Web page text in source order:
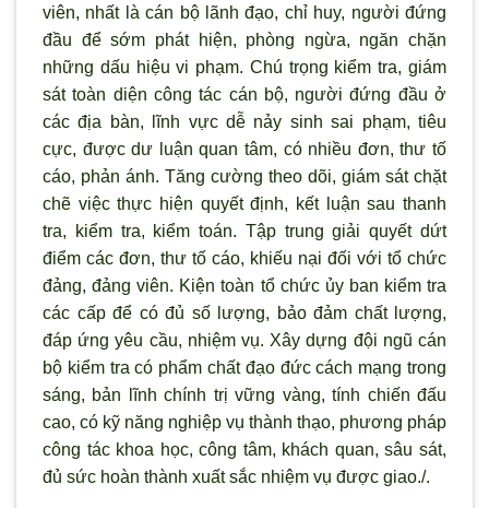
viên, nhất là cán bộ lãnh đạo, chỉ huy, người đứng
đầu để sớm phát hiện, phòng ngừa, ngăn chặn
những dấu hiệu vi phạm. Chú trọng kiểm tra, giám
sát toàn diện công tác cán bộ, người đứng đầu ở
các địa bàn, lĩnh vực dễ nảy sinh sai phạm, tiêu
cực, được dư luận quan tâm, có nhiều đơn, thư tố
cáo, phản ánh. Tăng cường theo dõi, giám sát chặt
chẽ việc thực hiện quyết định, kết luận sau thanh
tra, kiểm tra, kiểm toán. Tập trung giải quyết dứt
điểm các đơn, thư tố cáo, khiếu nại đối với tổ chức
đảng, đảng viên. Kiện toàn tổ chức ủy ban kiểm tra
các cấp để có đủ số lượng, bảo đảm chất lượng,
đáp ứng yêu cầu, nhiệm vụ. Xây dựng đội ngũ cán
bộ kiểm tra có phẩm chất đạo đức cách mạng trong
sáng, bản lĩnh chính trị vững vàng, tính chiến đấu
cao, có kỹ năng nghiệp vụ thành thạo, phương pháp
công tác khoa học, công tâm, khách quan, sâu sát,
đủ sức hoàn thành xuất sắc nhiệm vụ được giao./.